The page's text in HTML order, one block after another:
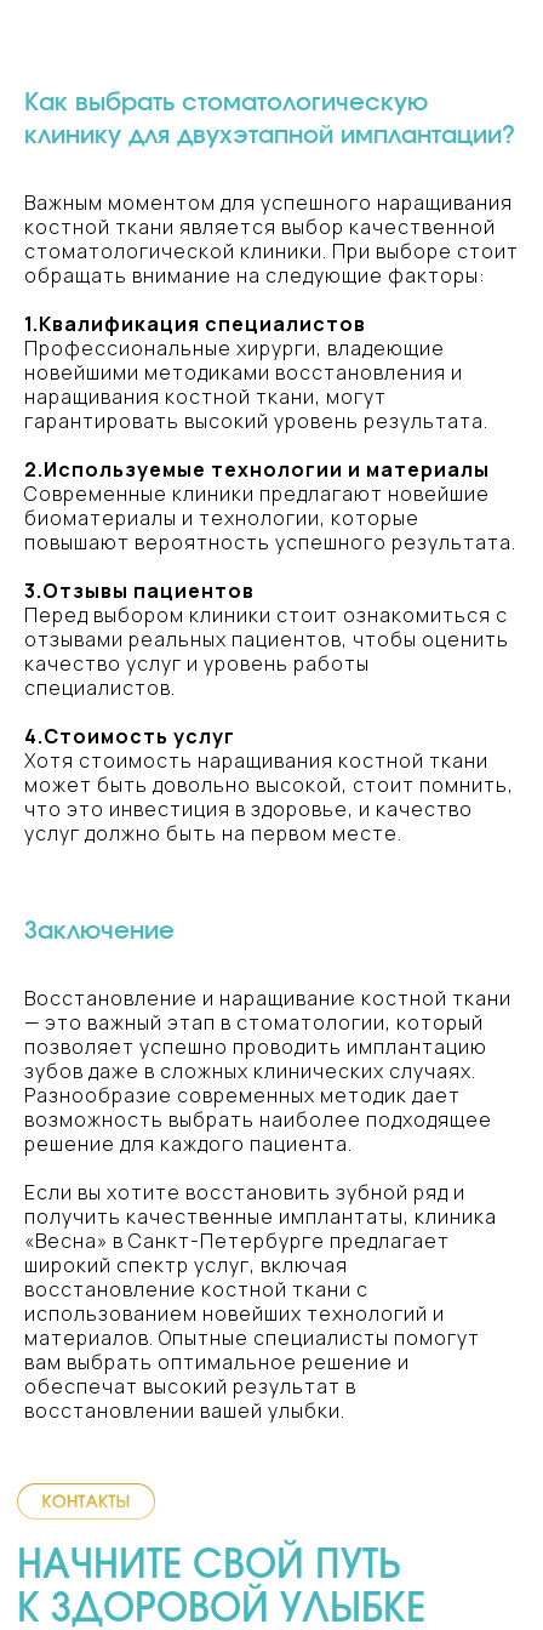
Как выбрать стоматологическую
клинику для двухэтапной имплантации?
Важным моментом для успешного наращивания
костной ткани является выбор качественной
стоматологической клиники. При выборе стоит
обращать внимание на следующие факторы:
1.Квалификация специалистов
Профессиональные хирурги, владеющие
новейшими методиками восстановления и
наращивания костной ткани, могут
гарантировать высокий уровень результата.
2.Используемые технологии и материалы
Современные клиники предлагают новейшие
биоматериалы и технологии, которые
повышают вероятность успешного результата.
3.Отзывы пациентов
Перед выбором клиники стоит ознакомиться с
отзывами реальных пациентов, чтобы оценить
качество услуг и уровень работы
специалистов.
4.Стоимость услуг
Хотя стоимость наращивания костной ткани
может быть довольно высокой, стоит помнить,
что это инвестиция в здоровье, и качество
услуг должно быть на первом месте.
Заключение
Восстановление и наращивание костной ткани
— это важный этап в стоматологии, который
позволяет успешно проводить имплантацию
зубов даже в сложных клинических случаях.
Разнообразие современных методик дает
возможность выбрать наиболее подходящее
решение для каждого пациента.
Если вы хотите восстановить зубной ряд и
получить качественные имплантаты, клиника
«Весна» в Санкт-Петербурге предлагает
широкий спектр услуг, включая
восстановление костной ткани с
использованием новейших технологий и
материалов. Опытные специалисты помогут
вам выбрать оптимальное решение и
обеспечат высокий результат в
восстановлении вашей улыбки.
Телефон
+7 999 536-87-02
vesnastom@bk.ru
Адрес
Ежедневно с 10:00 до 20:00
ЗАПИСАТЬСЯ
НАШИ ВРАЧИ
НАШИ ВРАЧИ
УСЛУГИ
УСЛУГИ
АКЦИИ
АКЦИИ
НАШИ РАБОТЫ
НАШИ РАБОТЫ
Терапевтическая стоматология
ОТЗЫВЫ
ОТЗЫВЫ
Хирургическая стоматология
КОНТАКТЫ
КОНТАКТЫ
О КЛИНИКЕ
О КЛИНИКЕ
ЛЕЧЕНИЕ КАРИЕСА
ЛЕЧЕНИЕ КАРИЕСА
ЛЕЧЕНИЕ ПУЛЬПИТА
ЛЕЧЕНИЕ ПУЛЬПИТА
способом
БРЕКЕТЫ
БРЕКЕТЫ
ИМПЛАНТАЦИЯ
ИМПЛАНТАЦИЯ
УДАЛЕНИЕ
УДАЛЕНИЕ